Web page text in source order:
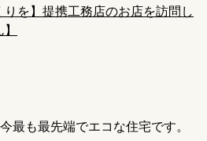
りを】提携工務店のお店を訪問し
最も最先端でエコな住宅です。